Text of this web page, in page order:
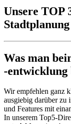
Unsere TOP
Was man
-entwicklung
Wir empfehlen ganz
ausgiebig darüber zu
und Features mit
In unserem Top5-